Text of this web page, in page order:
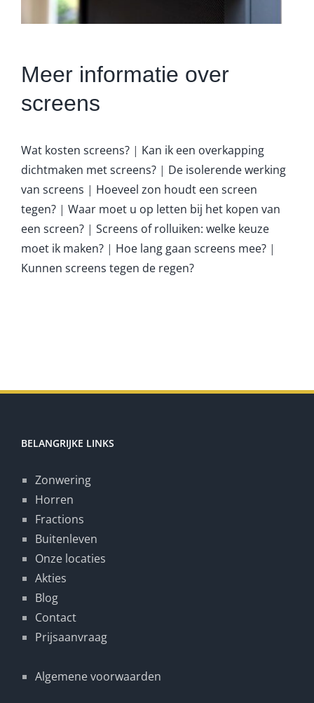
Meer informatie over
screens
Wat kosten screens?| Kan ik een overkapping
dichtmaken met screens?| De isolerende werking
van screens | Hoeveel zon houdt een screen
tegen?| Waar moet u op letten bij het kopen van
een screen?| Screens of rolluiken: welke keuze
moet ik maken?| Hoe lang gaan screens mee?|
Kunnen screens tegen de regen?
BELANGRIJKE LINKS
Zonwering
Horren
Fractions
Buitenleven
Onze locaties
Akties
Blog
Contact
Prijsaanvraag
Algemene voorwaarden